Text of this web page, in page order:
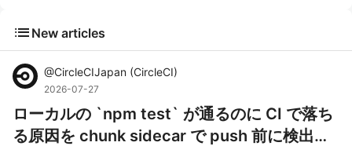
list New articles
@CircleCIJapan (CircleCI)
2026-07-27
ローカルの `npm test` が通るのに CI で落ち
る原因を chunk sidecar で push 前に検出す